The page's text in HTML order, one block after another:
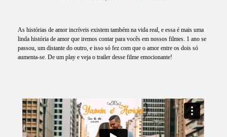
As histórias de amor incríveis existem também na vida real, e essa é mais uma
linda história de amor que iremos contar para vocês em nossos filmes. 1 ano se
passou, um distante do outro, e isso só fez com que o amor entre os dois só
aumenta-se. De um play e veja o trailer desse filme emocionante!